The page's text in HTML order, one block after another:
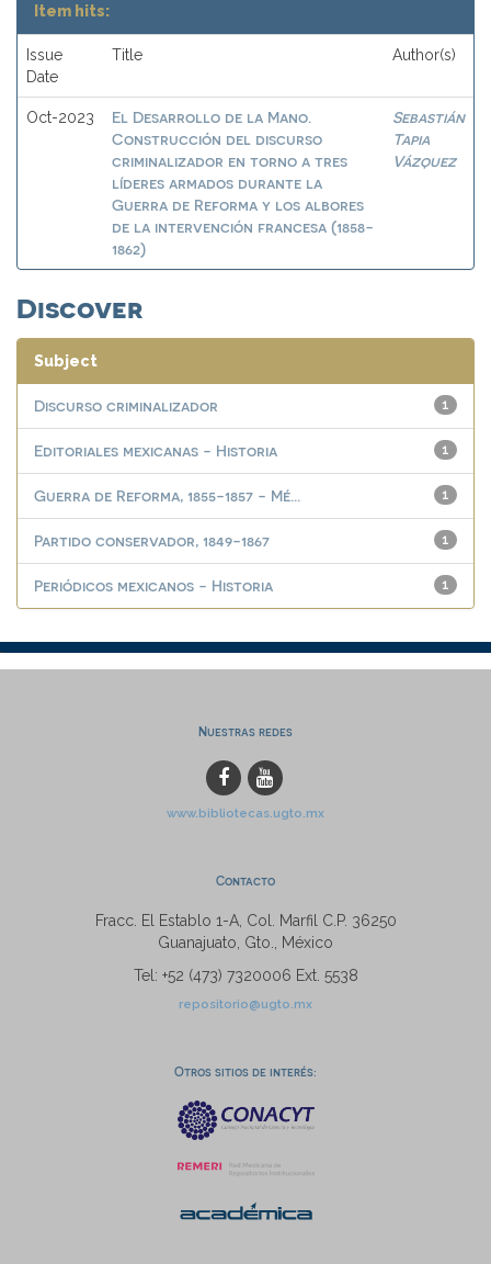
Item hits:
Issue
Date
Title Author(s)
Oct-2023
El Desarrollo de la Mano.
Construcción del discurso
criminalizador en torno a tres
líderes armados durante la
Guerra de Reforma y los albores
de la intervención francesa (1858-
1862)
Sebastián
Tapia
Vázquez
Discover
Subject
1
Discurso criminalizador
1
Editoriales mexicanas - Historia
1
Guerra de Reforma, 1855-1857 - Mé...
1
Partido conservador, 1849-1867
1
Periódicos mexicanos - Historia
Nuestras redes
www.bibliotecas.ugto.mx
Contacto
Fracc. El Establo 1-A, Col. Marfil C.P. 36250
Guanajuato, Gto., México
Tel: +52 (473) 7320006 Ext. 5538
repositorio@ugto.mx
Otros sitios de interés: